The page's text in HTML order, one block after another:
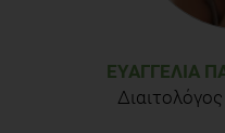
different levels of
yield components of
Journal 205, Vol 11(3):69-75
ΕΥΑΓΓΕΛΊΑ